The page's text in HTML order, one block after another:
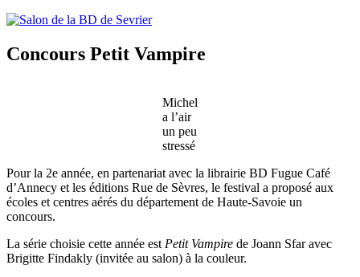
Concours Petit Vampire
Michel
a l’air
un peu
stressé
Pour la 2e année, en partenariat avec la librairie BD Fugue Café
d’Annecy et les éditions Rue de Sèvres, le festival a proposé aux
écoles et centres aérés du département de Haute-Savoie un
concours.
La série choisie cette année est Petit Vampire de Joann Sfar avec
Brigitte Findakly (invitée au salon) à la couleur.